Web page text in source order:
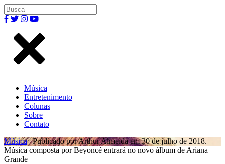
Música
Entretenimento
Colunas
Sobre
Contato
Música| Publicado por Arthur Almeida em 30 de julho de 2018.
Música composta por Beyoncé entrará no novo álbum de Ariana
Grande